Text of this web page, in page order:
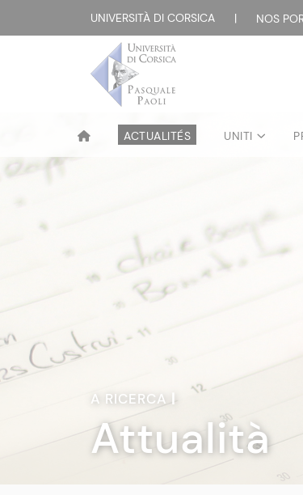
UNIVERSITÀ DI CORSICA | NOS
ACTUALITÉS UNITI
A RICERCA|
Attualità